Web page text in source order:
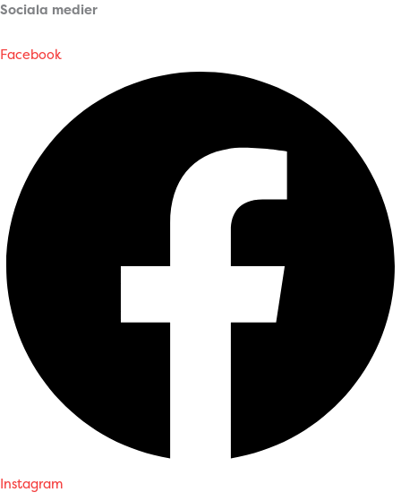
Sociala medier
Facebook
Instagram